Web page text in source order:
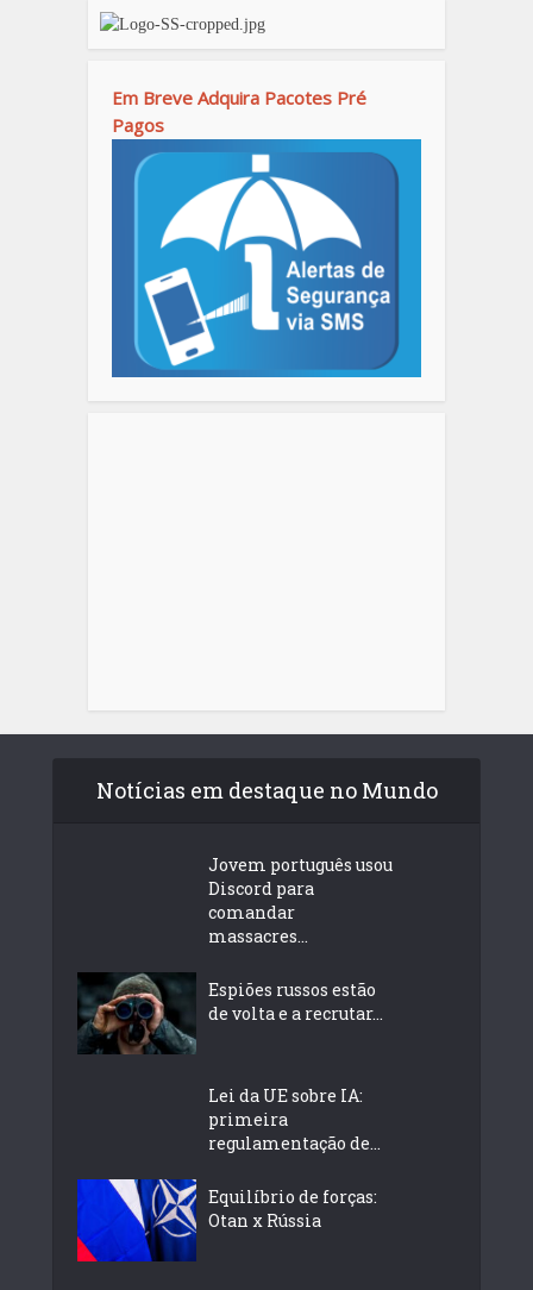
Em Breve Adquira Pacotes Pré
Pagos
Notícias em destaque no Mundo
Jovem português usou
Discord para
comandar
massacres...
Espiões russos estão
de volta e a recrutar...
Lei da UE sobre IA:
primeira
regulamentação de...
Equilíbrio de forças:
Otan x Rússia